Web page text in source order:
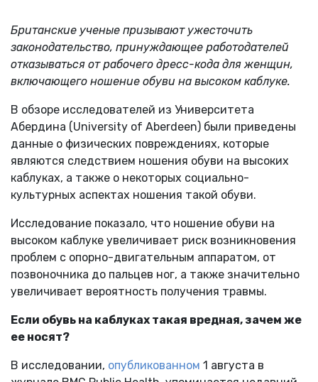
Британские ученые призывают ужесточить
законодательство, принуждающее работодателей
отказываться от рабочего дресс-кода для женщин,
включающего ношение обуви на высоком каблуке.
В обзоре исследователей из Университета
Абердина (University of Aberdeen) были приведены
данные о физических повреждениях, которые
являются следствием ношения обуви на высоких
каблуках, а также о некоторых социально-
культурных аспектах ношения такой обуви.
Исследование показало, что ношение обуви на
высоком каблуке увеличивает риск возникновения
проблем с опорно-двигательным аппаратом, от
позвоночника до пальцев ног, а также значительно
увеличивает вероятность получения травмы.
Если обувь на каблуках такая вредная, зачем же
ее носят?
В исследовании, опубликованном 1 августа в